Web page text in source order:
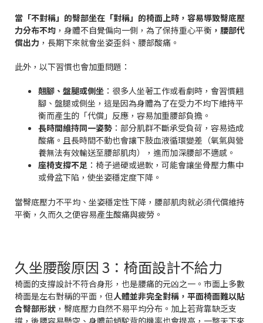
當「不對稱」的臀部坐在「對稱」的椅面上時，容易導致臀底壓
力分布不均 ，身體不自覺偏向一側，為了保持重心平衡 ，腰部代
償出力 ，長期下來就會坐姿歪斜、腰部酸痛。
此外，以下習慣也會加重問題：
翹腳、盤腿或側坐 ：很多人坐著工作或看劇時，會習慣翹
腳、盤腿或側坐，這是因為身體為了在受力不均下維持平
衡而產生的「代償」反應，容易加重腰部負擔。
長時間維持同一姿勢 ：部分肌群不斷承受負荷，容易造成
酸痛。且長時間不動也會讓下肢血液循環變差（氧氣與營
養無法有效輸送至腰部肌肉），進而加深腰部不適感。
座椅支撐不足 ：椅子過硬或過軟，可能會讓坐骨壓力集中
或骨盆下陷，使坐姿穩定度下降。
當臀底壓力不平均、坐姿穩定性下降，腰部肌肉就必須代償維持
平衡，久而久之便容易產生酸痛與疲勞。
久坐腰酸原因 3：椅面設計不給力
椅面的支撐設計不符合身形，也是腰痛的元凶之一。市面上多數
椅面是左右對稱的平面，但 人體並非完全對稱，平面椅面難以貼
合臀部形狀 ，臀底壓力自然不易平均分布。加上若背靠缺乏支
撐，後腰容易懸空、身體前傾駝背的機率也會提高，一整天下來